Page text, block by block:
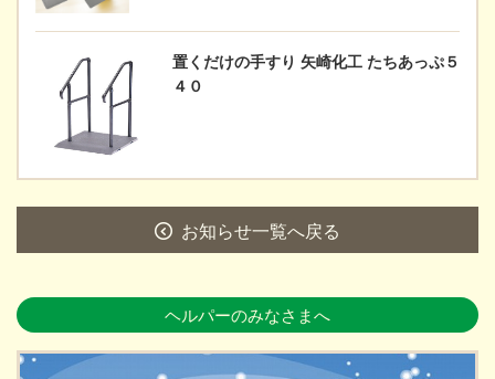
置くだけの手すり 矢崎化工 たちあっぷ５
４０
お知らせ一覧へ戻る
ヘルパーのみなさまへ